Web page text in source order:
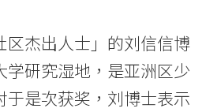
区杰出人士」的刘信信博
学研究湿地，是亚洲区少
于是次获奖，刘博士表示